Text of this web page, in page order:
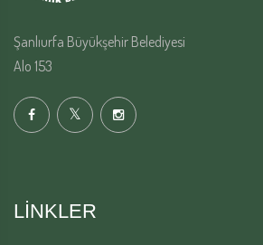
Şanlıurfa Büyükşehir Belediyesi
Alo 153
LINKLER